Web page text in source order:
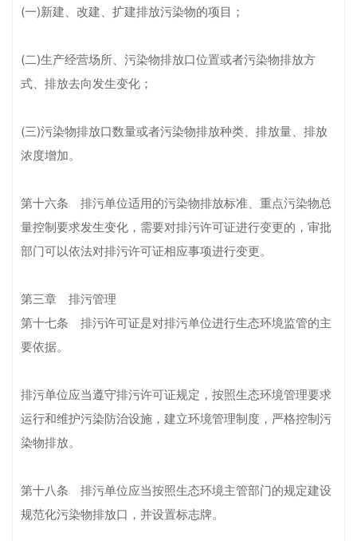
(一)新建、改建、扩建排放污染物的项目；
(二)生产经营场所、污染物排放口位置或者污染物排放方
式、排放去向发生变化；
(三)污染物排放口数量或者污染物排放种类、排放量、排放
浓度增加。
第十六条 排污单位适用的污染物排放标准、重点污染物总
量控制要求发生变化，需要对排污许可证进行变更的，审批
部门可以依法对排污许可证相应事项进行变更。
第三章 排污管理
第十七条 排污许可证是对排污单位进行生态环境监管的主
要依据。
排污单位应当遵守排污许可证规定，按照生态环境管理要求
运行和维护污染防治设施，建立环境管理制度，严格控制污
染物排放。
第十八条 排污单位应当按照生态环境主管部门的规定建设
规范化污染物排放口，并设置标志牌。